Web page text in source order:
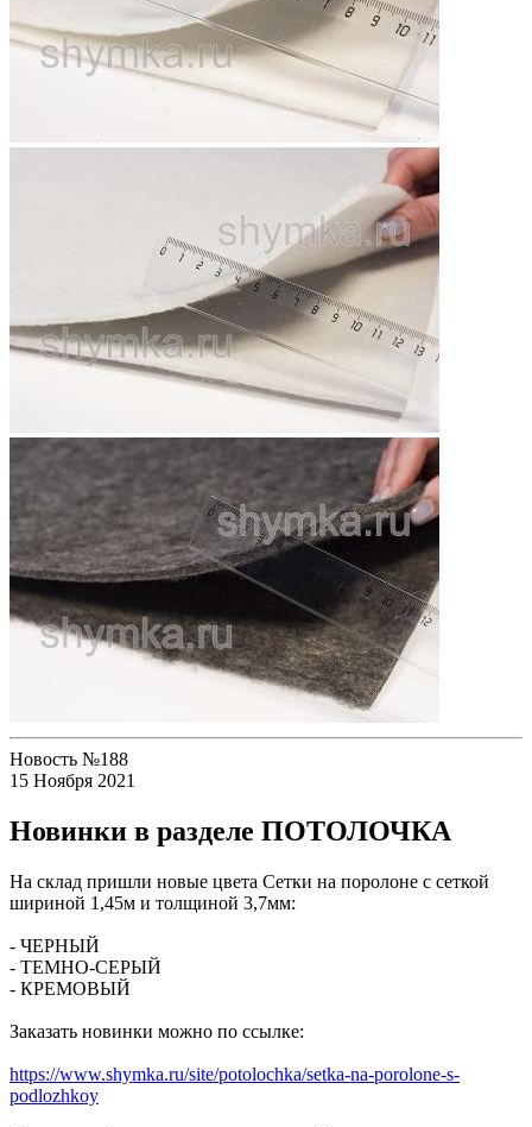
Новость №188
15 Ноября 2021
Новинки в разделе ПОТОЛОЧКА
На склад пришли новые цвета Сетки на поролоне с сеткой
шириной 1,45м и толщиной 3,7мм:
- ЧЕРНЫЙ
- ТЕМНО-СЕРЫЙ
- КРЕМОВЫЙ
Заказать новинки можно по ссылке:
https://www.shymka.ru/site/potolochka/setka-na-porolone-s-
podlozhkoy